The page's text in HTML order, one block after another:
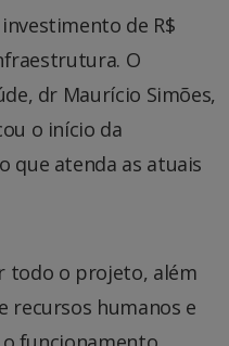
de R$
O
dr Maurício Simões,
o início da
que atenda as atuais
todo o projeto, além
recursos humanos e